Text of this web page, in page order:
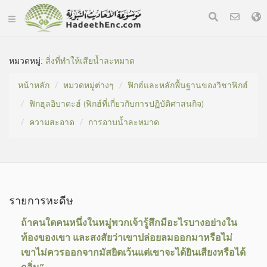
หมวดหมู่​: สิ่งที่ทำให้เสียน้ำละหมาด
หน้าหลัก
หมวดหมู่​ต่างๆ
ฟิกฮ์และหลักพื้นฐานของวิชาฟิกฮ์
ฟิกฮุลอิบาดะฮ์ (ฟิกฮ์ที่เกี่ยวกับการปฏิบัติศาสนกิจ)
ความสะอาด
การอาบน้ำละหมาด
รายการหะดีษ
ถ้าคนใดคนหนึ่งในหมู่พวกเจ้ารู้สึกมีอะไรบางอย่างใน
ท้องของเขา และสงสัยว่าเขาปล่อยลมออกมาหรือไม่
เขาไม่ควรออกจากมัสยิดเว้นแต่เขาจะได้ยินเสียงหรือได้